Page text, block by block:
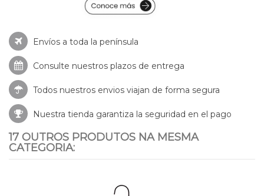
Envíos a toda la península
Consulte nuestros plazos de entrega
Todos nuestros envios viajan de forma segura
Nuestra tienda garantiza la seguridad en el pago
17 OUTROS PRODUTOS NA MESMA
CATEGORIA: